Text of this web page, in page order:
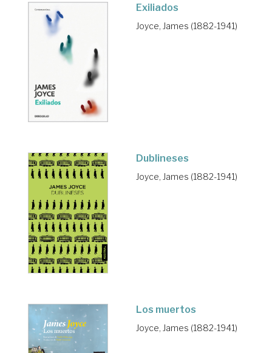
Exiliados
Joyce, James (1882-1941)
Dublineses
Joyce, James (1882-1941)
Los muertos
Joyce, James (1882-1941)